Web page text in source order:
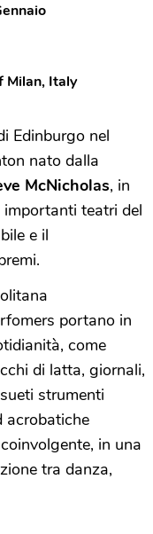
Milan, Italy
Edinburgo nel
nato dalla
McNicholas, in
teatri del
e il
portano in
come
di latta, giornali,
strumenti
acrobatiche
in una
tra danza,